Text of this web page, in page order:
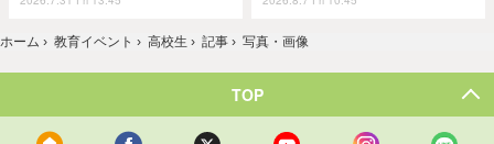
ホーム › 教育イベント › 高校生 › 記事 › 写真・画像
TOP